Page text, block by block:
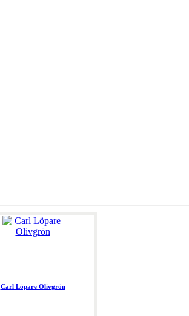
Carl Löpare Olivgrön